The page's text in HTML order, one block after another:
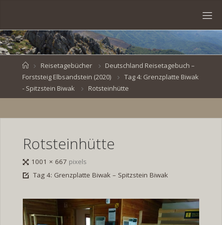
content
VEN
BR
DE
HomeReisetagebücher
Deutschland Reisetagebuch –
Forststeig Elbsandstein (2020)
Tag 4: Grenzplatte Biwak
- Spitzstein Biwak
Rotsteinhütte
Rotsteinhütte
Full
size
1001 × 667 pixels
Tag 4: Grenzplatte Biwak – Spitzstein Biwak